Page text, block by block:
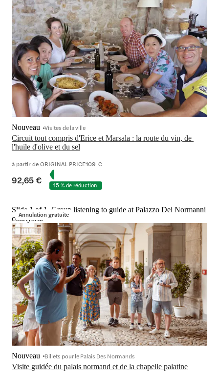
Circuit tout compris d'Erice et Marsala : la route du vin, de
l'huile d'olive et du sel
Nouveau Visites de la ville
à partir deORIGINAL PRICE109 €
92,65 € 15 % de réduction
Annulation gratuite
Slide 1 of 1, Group listening to guide at Palazzo Dei Normanni
courtyard.
Visite guidée du palais normand et de la chapelle palatine
Nouveau Billets pour le Palais Des Normands